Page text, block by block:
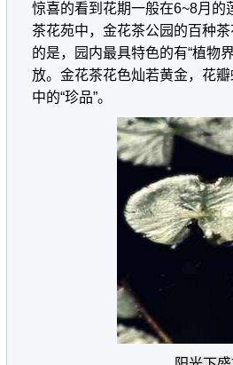
惊喜的看到花期一般在6~8月的
茶花苑中，金花茶公园的百种
的是，园内最具特色的有“植物
放。金花茶花色灿若黄金，花
中的“珍品”。